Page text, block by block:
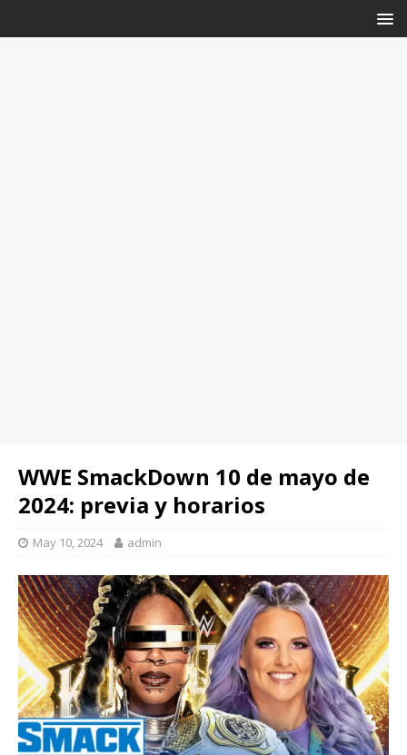
WWE SmackDown 10 de mayo de
2024: previa y horarios
May 10, 2024 admin